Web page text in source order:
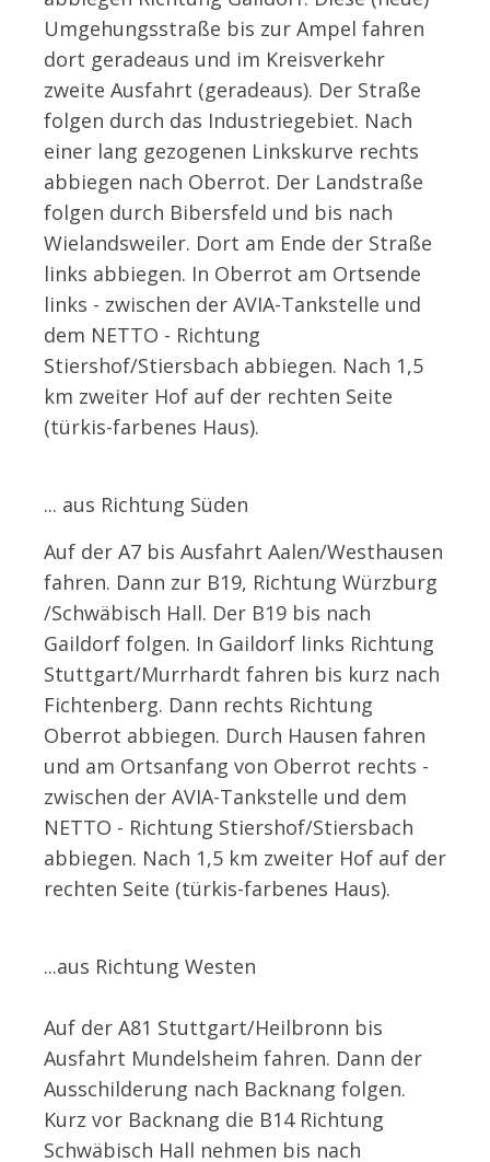
Umgehungsstraße bis zur Ampel fahren
dort geradeaus und im Kreisverkehr
zweite Ausfahrt (geradeaus). Der Straße
folgen durch das Industriegebiet. Nach
einer lang gezogenen Linkskurve rechts
abbiegen nach Oberrot. Der Landstraße
folgen durch Bibersfeld und bis nach
Wielandsweiler. Dort am Ende der Straße
links abbiegen. In Oberrot am Ortsende
links - zwischen der AVIA-Tankstelle und
dem NETTO - Richtung
Stiershof/Stiersbach abbiegen. Nach 1,5
km zweiter Hof auf der rechten Seite
(türkis-farbenes Haus).
... aus Richtung Süden
Auf der A7 bis Ausfahrt Aalen/Westhausen
fahren. Dann zur B19, Richtung Würzburg
/Schwäbisch Hall. Der B19 bis nach
Gaildorf folgen. In Gaildorf links Richtung
Stuttgart/Murrhardt fahren bis kurz nach
Fichtenberg. Dann rechts Richtung
Oberrot abbiegen. Durch Hausen fahren
und am Ortsanfang von Oberrot rechts -
zwischen der AVIA-Tankstelle und dem
NETTO - Richtung Stiershof/Stiersbach
abbiegen. Nach 1,5 km zweiter Hof auf der
rechten Seite (türkis-farbenes Haus).
...aus Richtung Westen
Auf der A81 Stuttgart/Heilbronn bis
Ausfahrt Mundelsheim fahren. Dann der
Ausschilderung nach Backnang folgen.
Kurz vor Backnang die B14 Richtung
Schwäbisch Hall nehmen bis nach